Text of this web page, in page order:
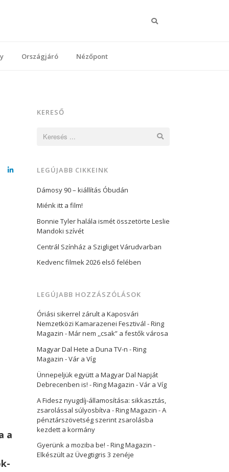
Országjáró Nézőpont
LinkedIn
a
KERESŐ
LEGÚJABB CIKKEINK
Dámosy 90 – kiállítás Óbudán
Miénk itt a film!
Bonnie Tyler halála ismét összetörte Leslie
Mandoki szívét
Centrál Színház a Szigliget Várudvarban
Kedvenc filmek 2026 első felében
LEGÚJABB HOZZÁSZÓLÁSOK
Óriási sikerrel zárult a Kaposvári
Nemzetközi Kamarazenei Fesztivál - Ring
Magazin -Már nem ,,csak” a festők városa
Magyar Dal Hete a Duna TV-n - Ring
Magazin -Vár a Víg
Ünnepeljük együtt a Magyar Dal Napját
Debrecenben is! - Ring Magazin -Vár a Víg
A Fidesz nyugdíj-államosítása: sikkasztás,
zsarolással súlyosbítva - Ring Magazin -A
pénztárszövetség szerint zsarolásba
kezdett a kormány
Gyerünk a moziba be! - Ring Magazin -
Elkészült az Üvegtigris 3 zenéje